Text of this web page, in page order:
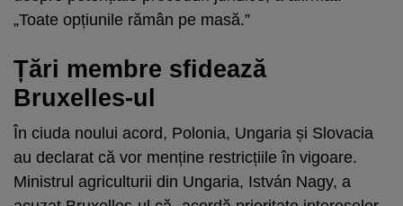
„Toate opțiunile rămân pe masă.”
Țări membre sfidează
Bruxelles-ul
În ciuda noului acord, Polonia, Ungaria și Slovacia
au declarat că vor menține restricțiile în vigoare.
Ministrul agriculturii din Ungaria, István Nagy, a